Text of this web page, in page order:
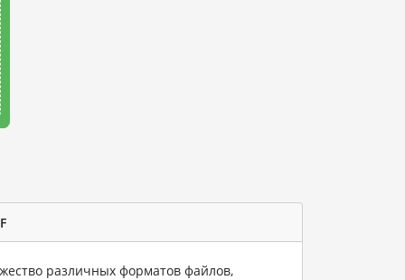
различных форматов файлов,